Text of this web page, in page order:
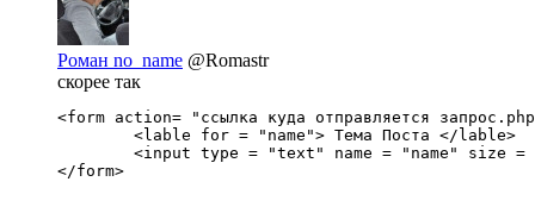
Роман no_name @Romastr
скорее так
<form action= "ссылка куда отправляется
</form>